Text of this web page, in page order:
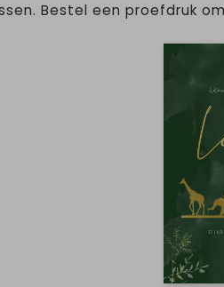
Bestel een proefdruk